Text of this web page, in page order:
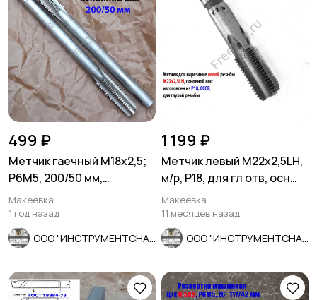
499 ₽
Метчик гаечный М18х2,5;
Р6М5, 200/50 мм,
длинный, основной шаг,
СССР.
Макеевка
1 год назад
1 199 ₽
Метчик левый М22х2,5LH,
м/р, Р18, для гл отв, осн
шаг, 112/37 мм, СССР
Макеевка
11 месяцев назад